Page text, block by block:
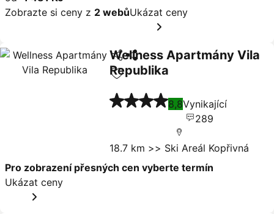
Zobrazte si ceny z 2 webůUkázat ceny
Sdílet
Wellness Apartmány Vila
Republika
Ukázat ceny
4 Počet hvězdiček
8,8Vynikající
289
18.7 km >> Ski Areál Kopřivná
Pro zobrazení přesných cen vyberte termín
Ukázat ceny